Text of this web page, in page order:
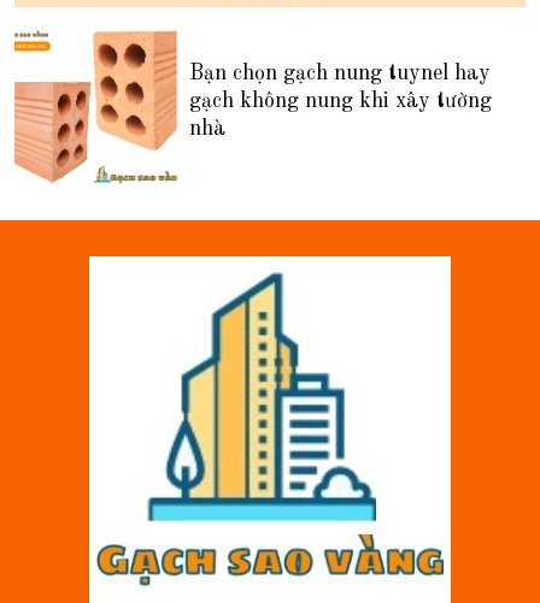
Bạn chọn gạch nung tuynel hay
gạch không nung khi xây tường
nhà